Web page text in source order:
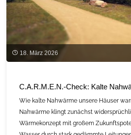
18. März 2026
C.A.R.M.E.N.-Check: Kalte
Wie kalte Nahwärme unsere Häuser
Nahwärme klingt zunächst
Wärmekonzept mit großem